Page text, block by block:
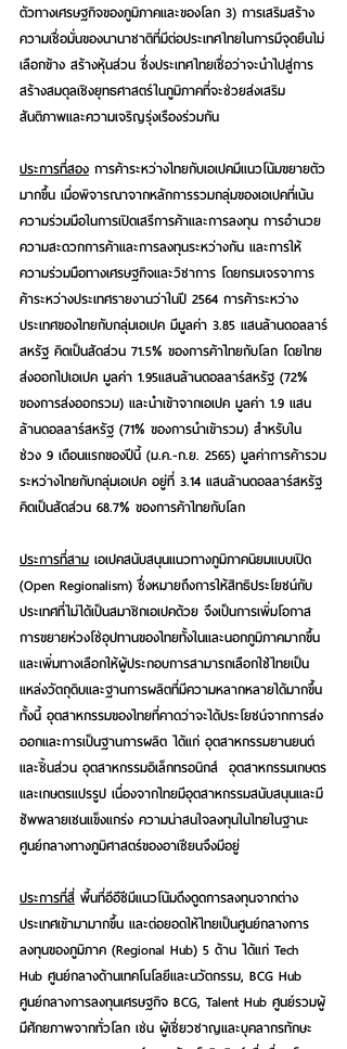
ตัวทางเศรษฐกิจของภูมิภาคและของโลก 3) การเสริมสร้าง
ความเชื่อมั่นของนานาชาติที่มีต่อประเทศไทยในการมีจุดยืนไม่
เลือกข้าง สร้างหุ้นส่วน ซึ่งประเทศไทยเชื่อว่าจะนำไปสู่การ
สร้างสมดุลเชิงยุทธศาสตร์ในภูมิภาคที่จะช่วยส่งเสริม
สันติภาพและความเจริญรุ่งเรืองร่วมกัน
ประการที่สอง การค้าระหว่างไทยกับเอเปคมีแนวโน้มขยายตัว
มากขึ้น เมื่อพิจารณาจากหลักการรวมกลุ่มของเอเปคที่เน้น
ความร่วมมือในการเปิดเสรีการค้าและการลงทุน การอำนวย
ความสะดวกการค้าและการลงทุนระหว่างกัน และการให้
ความร่วมมือทางเศรษฐกิจและวิชาการ โดยกรมเจรจาการ
ค้าระหว่างประเทศรายงานว่าในปี 2564 การค้าระหว่าง
ประเทศของไทยกับกลุ่มเอเปค มีมูลค่า 3.85 แสนล้านดอลลาร์
สหรัฐ คิดเป็นสัดส่วน 71.5% ของการค้าไทยกับโลก โดยไทย
ส่งออกไปเอเปค มูลค่า 1.95แสนล้านดอลลาร์สหรัฐ (72%
ของการส่งออกรวม) และนำเข้าจากเอเปค มูลค่า 1.9 แสน
ล้านดอลลาร์สหรัฐ (71% ของการนำเข้ารวม) สำหรับใน
ช่วง 9 เดือนแรกของปีนี้ (ม.ค.-ก.ย. 2565) มูลค่าการค้ารวม
ระหว่างไทยกับกลุ่มเอเปค อยู่ที่ 3.14 แสนล้านดอลลาร์สหรัฐ
คิดเป็นสัดส่วน 68.7% ของการค้าไทยกับโลก
ประการที่สาม เอเปคสนับสนุนแนวทางภูมิภาคนิยมแบบเปิด
(Open Regionalism) ซึ่งหมายถึงการให้สิทธิประโยชน์กับ
ประเทศที่ไม่ได้เป็นสมาชิกเอเปคด้วย จึงเป็นการเพิ่มโอกาส
การขยายห่วงโซ่อุปทานของไทยทั้งในและนอกภูมิภาคมากขึ้น
และเพิ่มทางเลือกให้ผู้ประกอบการสามารถเลือกใช้ไทยเป็น
แหล่งวัตถุดิบและฐานการผลิตที่มีความหลากหลายได้มากขึ้น
ทั้งนี้ อุตสาหกรรมของไทยที่คาดว่าจะได้ประโยชน์จากการส่ง
ออกและการเป็นฐานการผลิต ได้แก่ อุตสาหกรรมยานยนต์
และชิ้นส่วน อุตสาหกรรมอิเล็กทรอนิกส์  อุตสาหกรรมเกษตร
และเกษตรแปรรูป เนื่องจากไทยมีอุตสาหกรรมสนับสนุนและมี
ซัพพลายเชนแข็งแกร่ง ความน่าสนใจลงทุนในไทยในฐานะ
ศูนย์กลางทางภูมิศาสตร์ของอาเซียนจึงมีอยู่
ประการที่สี่ พื้นที่อีอีซีมีแนวโน้มดึงดูดการลงทุนจากต่าง
ประเทศเข้ามามากขึ้น และต่อยอดให้ไทยเป็นศูนย์กลางการ
ลงทุนของภูมิภาค (Regional Hub) 5 ด้าน ได้แก่ Tech
Hub ศูนย์กลางด้านเทคโนโลยีและนวัตกรรม, BCG Hub
ศูนย์กลางการลงทุนเศรษฐกิจ BCG, Talent Hub ศูนย์รวมผู้
มีศักยภาพจากทั่วโลก เช่น ผู้เชี่ยวชาญและบุคลากรทักษะ